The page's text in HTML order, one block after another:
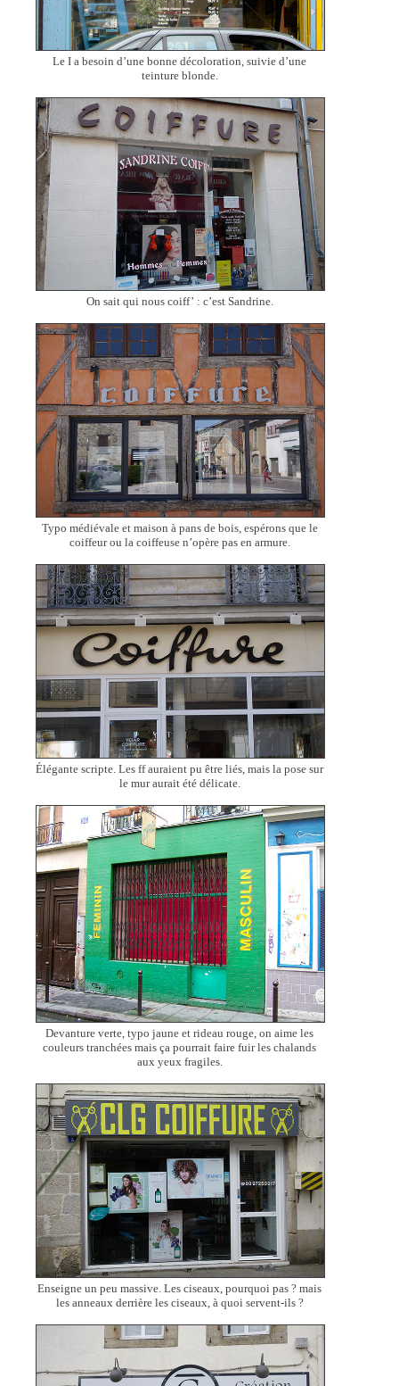
Le I a besoin d’une bonne décoloration, suivie d’une
teinture blonde.
On sait qui nous coiff’ : c’est Sandrine.
Typo médiévale et maison à pans de bois, espérons que le
coiffeur ou la coiffeuse n’opère pas en armure.
Élégante scripte. Les ff auraient pu être liés, mais la pose sur
le mur aurait été délicate.
Devanture verte, typo jaune et rideau rouge, on aime les
couleurs tranchées mais ça pourrait faire fuir les chalands
aux yeux fragiles.
Enseigne un peu massive. Les ciseaux, pourquoi pas ? mais
les anneaux derrière les ciseaux, à quoi servent-ils ?